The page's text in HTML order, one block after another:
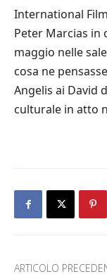
International
Peter Marcias in
maggio nelle
cosa ne
Angelis ai David
culturale in atto
ARTICOLO